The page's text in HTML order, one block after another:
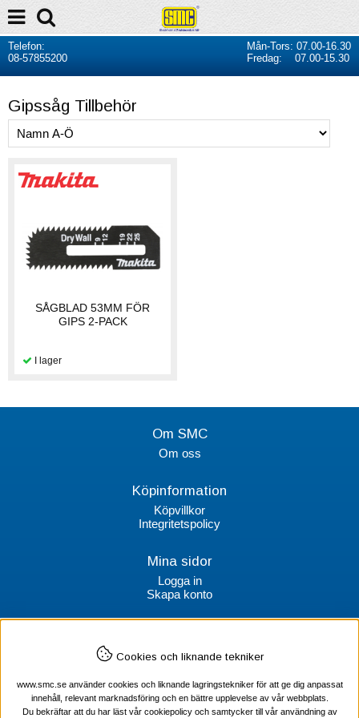
Telefon:
08-57855200
Mån-Tors: 07.00-16.30
Fredag: 07.00-15.30
Gipssåg Tillbehör
SÅGBLAD 53MM FÖR
GIPS 2-PACK
Om SMC
Om oss
Köpinformation
Köpvillkor
Integritetspolicy
Mina sidor
Logga in
Skapa konto
SMC Stockholms Maskincentral AB
100 64 Stockholm
Tel Verktyg: 08-578 55 230
Cookies och liknande tekniker
www.smc.se använder cookies och liknande lagringstekniker för att ge dig anpassat
innehåll, relevant marknadsföring och en bättre upplevelse av vår webbplats.
Du bekräftar att du har läst vår cookiepolicy och samtycker till vår användning av